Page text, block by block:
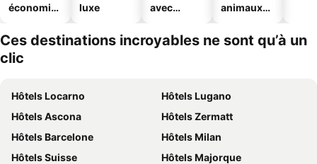
économiq
luxe
avec
animaux
Ces destinations incroyables ne sont qu’à un
clic
Hôtels Locarno
Hôtels Lugano
Hôtels Ascona
Hôtels Zermatt
Hôtels Barcelone
Hôtels Milan
Hôtels Suisse
Hôtels Majorque